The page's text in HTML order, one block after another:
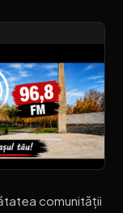
comunității